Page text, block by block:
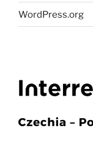
WordPress.org